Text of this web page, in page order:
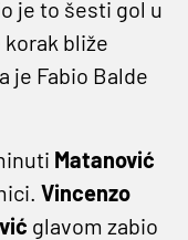
je to šesti gol u
bliže
je Fabio Balde
Matanović
Vincenzo
glavom zabio